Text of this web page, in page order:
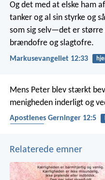
Og det med at elske ham
tanker og al sin styrke og
som sig selv—det er større
brændofre og slagtofre.
Markusevangeliet 12:33
Mens Peter blev stærkt
menigheden inderligt og
Apostlenes Gerninger 12:5
Relaterede emner